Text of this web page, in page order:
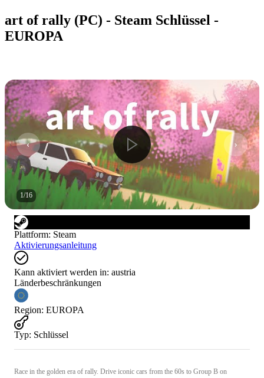
art of rally (PC) - Steam Schlüssel -
EUROPA
1/16
Plattform: Steam
Aktivierungsanleitung
Kann aktiviert werden in: austria
Länderbeschränkungen
Region: EUROPA
Typ: Schlüssel
Race in the golden era of rally. Drive iconic cars from the 60s to Group B on